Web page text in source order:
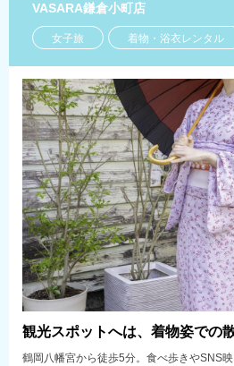
VASARA鎌倉小町店
女子旅 着物・浴衣レンタル
観光スポットへは、着物姿での
鶴岡八幡宮から徒歩5分。食べ歩きやSNS